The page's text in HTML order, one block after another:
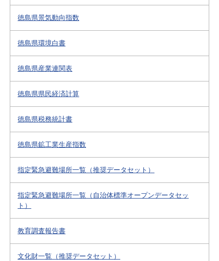
徳島県景気動向指数
徳島県環境白書
徳島県産業連関表
徳島県県民経済計算
徳島県税務統計書
徳島県鉱工業生産指数
指定緊急避難場所一覧（推奨データセット）
指定緊急避難場所一覧（自治体標準オープンデータセッ
ト）
教育調査報告書
文化財一覧（推奨データセット）